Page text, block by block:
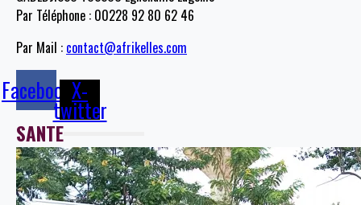
Par Téléphone : 00228 92 80 62 46
Par Mail : contact@afrikelles.com
Facebook X-
twitter
SANTE